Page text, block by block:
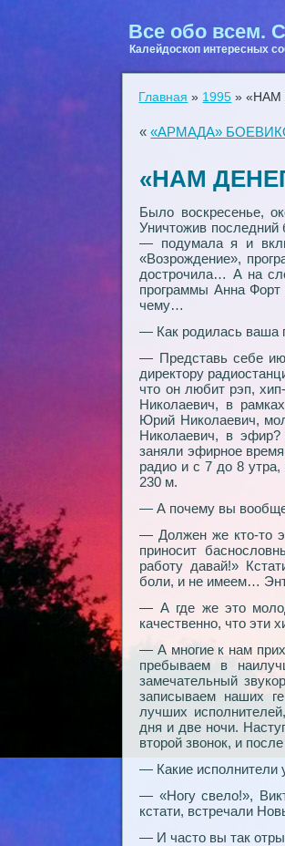
Все обо всем.
Калейдоскоп интересных
Главная » 1995 »«НАМ
««АРМАДА»
«НАМ
Было воскресенье,
Уничтожив последний
— подумала я и
«Возрождение»,
дострочила… А на
программы Анна
чему…
— Как родилась ваша
— Представь себе
директору
что он любит рэп,
Николаевич, в
Юрий Николаевич,
Николаевич, в
заняли эфирное
радио и с 7 до 8
230 м.
— А почему вы вообще
— Должен же кто-то
приносит
работу давай!»
боли, и не имеем…
— А где же это
качественно, что эти
— А многие к нам
пребываем в
замечательный
записываем наших
лучших
дня и две ночи.
второй звонок, и
— Какие исполнители
— «Ногу свело!»,
кстати, встречали
— И часто вы так